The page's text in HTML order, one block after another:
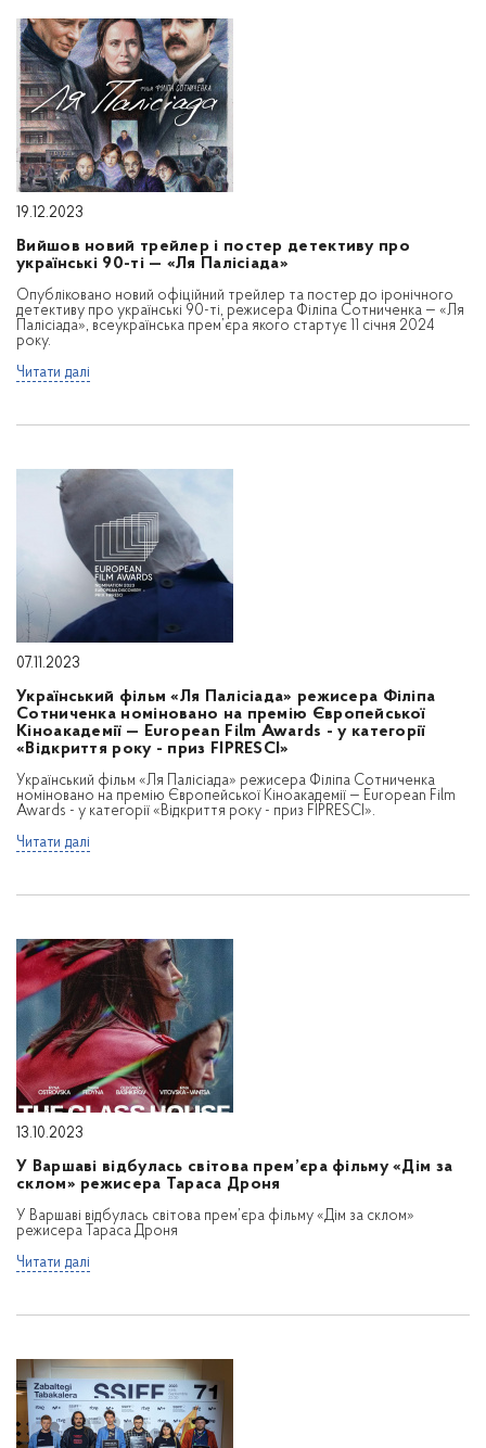
19.12.2023
Вийшов новий трейлер і постер детективу про
українські 90-ті — «Ля Палісіада»
Опубліковано новий офіційний трейлер та постер до іронічного
детективу про українські 90-ті, режисера Філіпа Сотниченка — «Ля
Палісіада», всеукраїнська прем’єра якого стартує 11 січня 2024
року.
Читати далі
07.11.2023
Український фільм «Ля Палісіада» режисера Філіпа
Сотниченка номіновано на премію Європейської
Кіноакадемії — European Film Awards - у категорії
«Відкриття року - приз FIPRESCI»
Український фільм «Ля Палісіада» режисера Філіпа Сотниченка
номіновано на премію Європейської Кіноакадемії — European Film
Awards - у категорії «Відкриття року - приз FIPRESCI».
Читати далі
13.10.2023
У Варшаві відбулась світова прем’єра фільму «Дім за
склом» режисера Тараса Дроня
У Варшаві відбулась світова прем’єра фільму «Дім за склом»
режисера Тараса Дроня
Читати далі